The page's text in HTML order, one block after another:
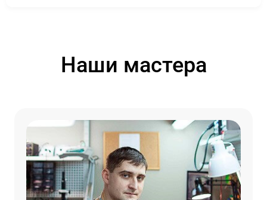
Наши мастера